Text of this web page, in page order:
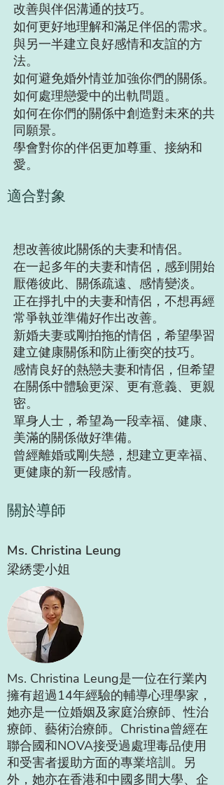
改善與伴侶溝通的技巧。
如何更好地理解和滿足伴侶的需求。
與另一半建立良好感情和友誼的方
法。
如何避免婚外情並加強你們的關係。
如何處理戀愛中的出軌問題。
如何在你們的關係中創造對未來的共
同願景。
學會對你的伴侶更加尊重、接納和
愛。
適合對象
想改善彼此關係的夫妻和情侶。
在一起多年的夫妻和情侶，感到開始
厭倦彼此、關係疏遠、感情變淡。
正在掙扎中的夫妻和情侶，不想再經
常爭執並準備好作出改善。
新婚夫妻或剛拍拖的情侶，希望學習
建立健康關係和防止衝突的技巧。
感情良好的熱戀夫妻和情侶，但希望
在關係中體驗更深、更有意義、更親
密。
單身人士，希望為一段幸福、健康、
美滿的關係做好準備。
曾經離婚或剛失戀，想建立更幸福、
更健康的新一段感情。
關於導師
Ms. Christina Leung
梁綉雯小姐
Ms. Christina Leung是一位在行業內
擁有超過14年經驗的輔導心理學家，
她亦是一位婚姻及家庭治療師、性治
療師、藝術治療師。Christina曾經在
聯合國和NOVA接受過處理毒品使用
和受害者援助方面的專業培訓。另
外，她亦在香港和中國多間大學、企